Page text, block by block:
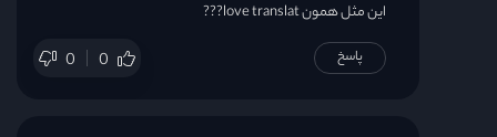
این مثل همون love translat???
0 0 پاسخ